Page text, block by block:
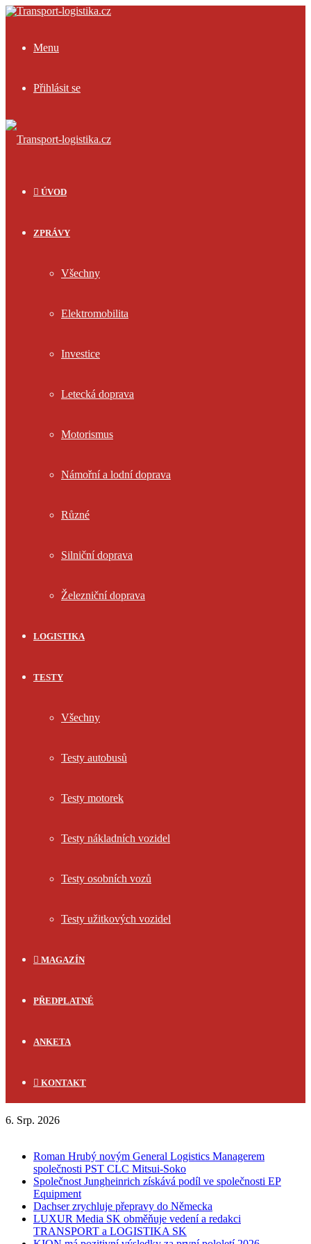
Menu
Přihlásit se
ÚVOD
ZPRÁVY
Všechny
Elektromobilita
Investice
Letecká doprava
Motorismus
Námořní a lodní doprava
Různé
Silniční doprava
Železniční doprava
LOGISTIKA
TESTY
Všechny
Testy autobusů
Testy motorek
Testy nákladních vozidel
Testy osobních vozů
Testy užitkových vozidel
MAGAZÍN
PŘEDPLATNÉ
ANKETA
KONTAKT
6. Srp. 2026
Roman Hrubý novým General Logistics Managerem
společnosti PST CLC Mitsui-Soko
Společnost Jungheinrich získává podíl ve společnosti EP
Equipment
Dachser zrychluje přepravy do Německa
LUXUR Media SK obměňuje vedení a redakci
TRANSPORT a LOGISTIKA SK